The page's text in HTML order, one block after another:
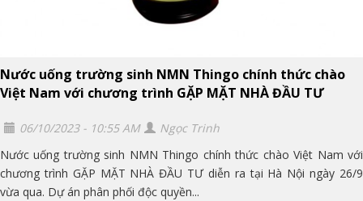
Nước uống trường sinh NMN Thingo chính thức chào
Việt Nam với chương trình GẶP MẶT NHÀ ĐẦU TƯ
06/10/2023 - 10:55 AM
Ngọc Trinh
Nước uống trường sinh NMN Thingo chính thức chào Việt Nam với
chương trình GẶP MẶT NHÀ ĐẦU TƯ diễn ra tại Hà Nội ngày 26/9
vừa qua. Dự án phân phối độc quyền...